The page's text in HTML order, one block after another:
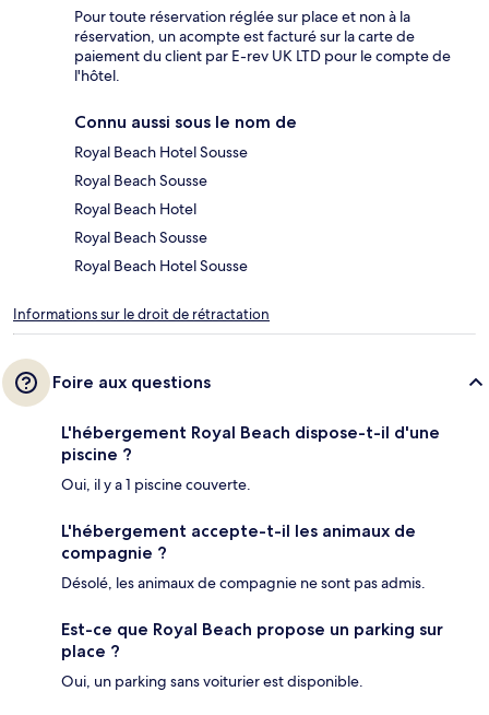
Pour toute réservation réglée sur place et non à la
réservation, un acompte est facturé sur la carte de
paiement du client par E-rev UK LTD pour le compte de
l'hôtel.
Connu aussi sous le nom de
Royal Beach Hotel Sousse
Royal Beach Sousse
Royal Beach Hotel
Royal Beach Sousse
Royal Beach Hotel Sousse
Informations sur le droit de rétractation
Foire aux questions
L'hébergement Royal Beach dispose-t-il d'une
piscine ?
Oui, il y a 1 piscine couverte.
L'hébergement accepte-t-il les animaux de
compagnie ?
Désolé, les animaux de compagnie ne sont pas admis.
Est-ce que Royal Beach propose un parking sur
place ?
Oui, un parking sans voiturier est disponible.